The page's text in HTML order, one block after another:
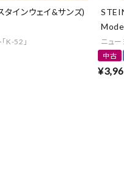
インウェイ&サンズ)
K-52」 ニュー
中古
¥